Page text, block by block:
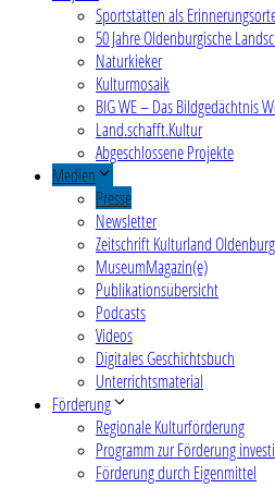
Sportstätten als
50 Jahre Oldenburgische
Naturkieker
Kulturmosaik
BIG WE – Das Bildgedächtnis
Land.schafft.Kultur
Abgeschlossene Projekte
Medien
Presse
Newsletter
Zeitschrift Kulturland Oldenburg
MuseumMagazin(e)
Publikationsübersicht
Podcasts
Videos
Digitales Geschichtsbuch
Unterrichtsmaterial
Förderung
Regionale Kulturförderung
Programm zur Förderung
Förderung durch Eigenmittel